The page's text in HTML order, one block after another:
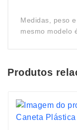
Medidas, peso
mesmo modelo
Produtos